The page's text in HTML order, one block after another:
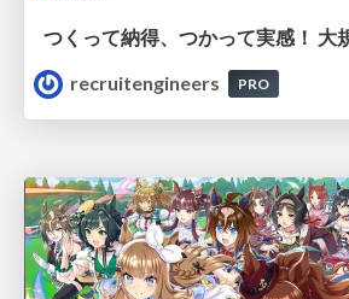
recruitengineers
PRO